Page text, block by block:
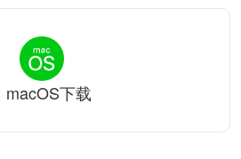
macOS下载